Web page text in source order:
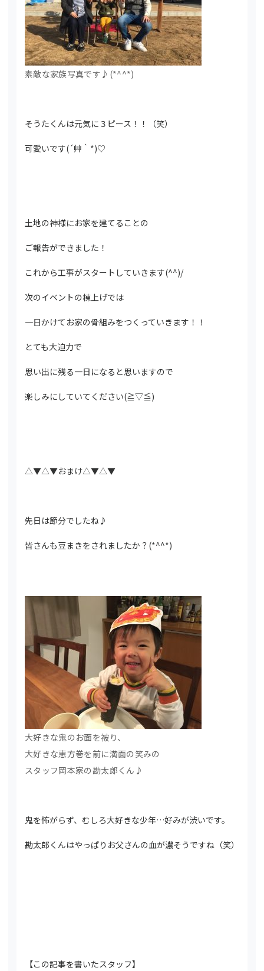
素敵な家族写真です♪(*^^*)
そうたくんは元気に３ピース！！（笑）
可愛いです(´艸｀*)♡
土地の神様にお家を建てることの
ご報告ができました！
これから工事がスタートしていきます(^^)/
次のイベントの棟上げでは
一日かけてお家の骨組みをつくっていきます！！
とても大迫力で
思い出に残る一日になると思いますので
楽しみにしていてください(≧▽≦)
△▼△▼おまけ△▼△▼
先日は節分でしたね♪
皆さんも豆まきをされましたか？(*^^*)
大好きな鬼のお面を被り、
大好きな恵方巻を前に満面の笑みの
スタッフ岡本家の勘太郎くん♪
鬼を怖がらず、むしろ大好きな少年…好みが渋いです。
勘太郎くんはやっぱりお父さんの血が濃そうですね（笑）
【この記事を書いたスタッフ】